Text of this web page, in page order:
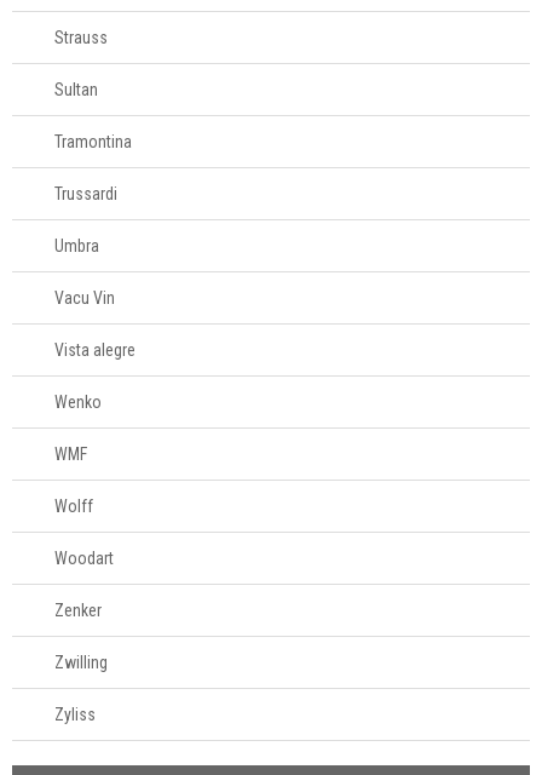
Strauss
Sultan
Tramontina
Trussardi
Umbra
Vacu Vin
Vista alegre
Wenko
WMF
Wolff
Woodart
Zenker
Zwilling
Zyliss